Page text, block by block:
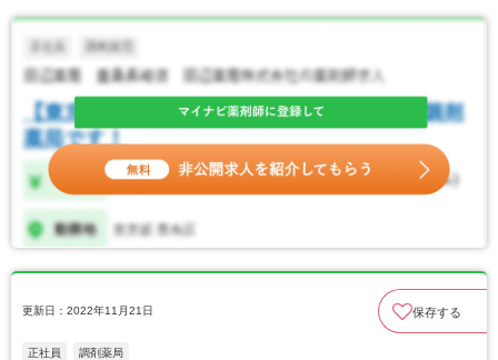
更新日：2022年11月21日 保存する
正社員 調剤薬局